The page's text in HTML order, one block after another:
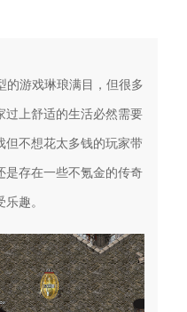
的游戏琳琅满目，但很多
过上舒适的生活必然需要
但不想花太多钱的玩家带
是存在一些不氪金的传奇
趣。